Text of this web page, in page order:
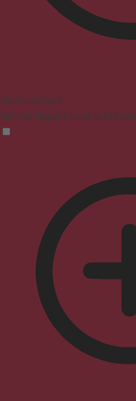
Mode malvoyant
Améliore l'aspect visuel du site web